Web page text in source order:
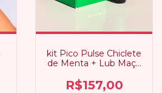
kit Pico Pulse Chiclete
de Menta + Lub Maçã
R$157,00